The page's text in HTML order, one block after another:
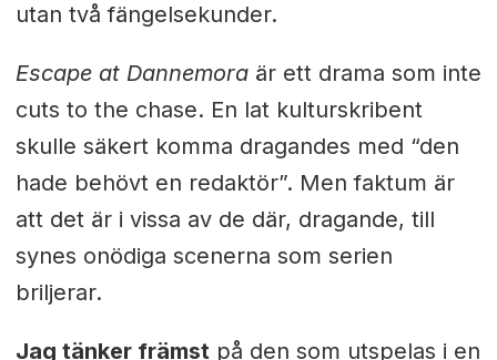
utan två fängelsekunder.
Escape at Dannemora är ett drama som inte
cuts to the chase. En lat kulturskribent
skulle säkert komma dragandes med “den
hade behövt en redaktör”. Men faktum är
att det är i vissa av de där, dragande, till
synes onödiga scenerna som serien
briljerar.
Jag tänker främstpå den som utspelas i en